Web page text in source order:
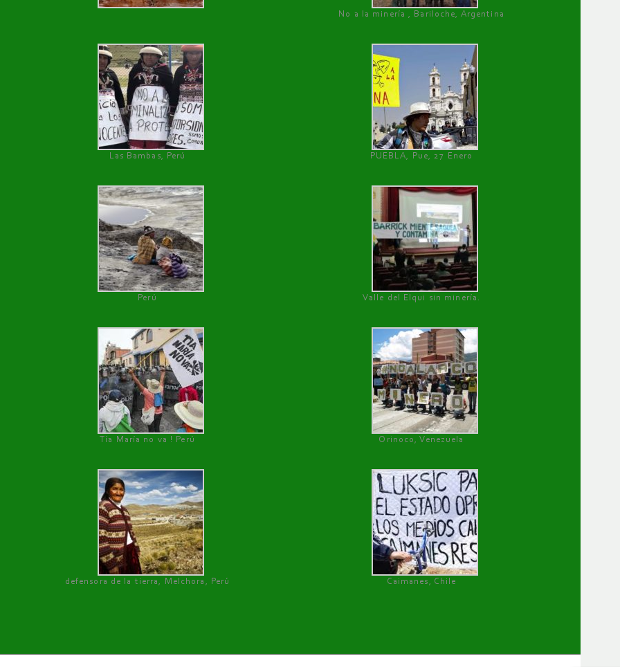
No a la minería , Bariloche, Argentina
Las Bambas, Perú PUEBLA, Pue, 27 Enero
Perú Valle del Elqui sin minería.
Tía María no va ! Perú Orinoco, Venezuela
defensora de la tierra, Melchora, Perú Caimanes, Chile